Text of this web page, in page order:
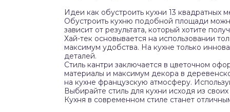
Идеи как обустроить кухни 13 квадратных
Обустроить кухню подобной площади
зависит от результата, который хотите
Хай-тек основывается на использовании
максимум удобства. На кухне только
деталей.
Стиль кантри заключается в цветочном
материалы и максимум декора в
на кухне французскую атмосферу.
Выбирайте стиль для кухни исходя из
Кухня в современном стиле станет